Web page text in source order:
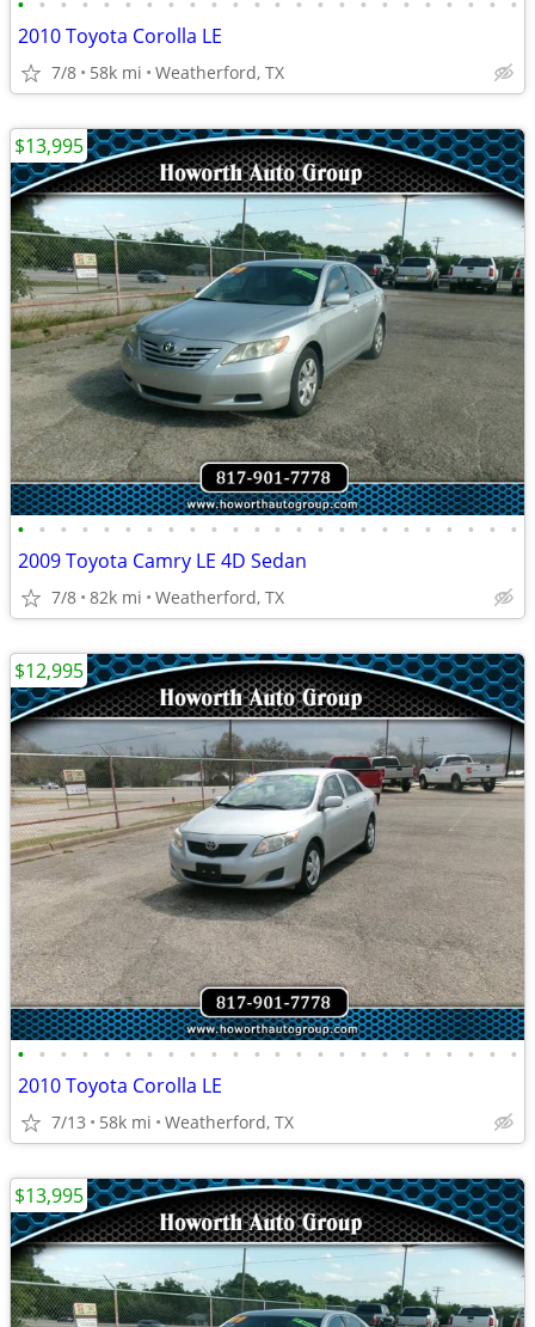
2010 Toyota Corolla LE
7/8 58k mi Weatherford, TX
• • • • • • • • • • • • • • • • • • • • • • • •
2009 Toyota Camry LE 4D Sedan
7/8 82k mi Weatherford, TX
$13,995
• • • • • • • • • • • • • • • • • • • • • • • •
2010 Toyota Corolla LE
7/13 58k mi Weatherford, TX
$12,995
$13,995